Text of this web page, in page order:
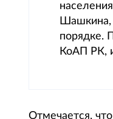
Шашкина,
порядке.
КоАП РК,
Отмечается,